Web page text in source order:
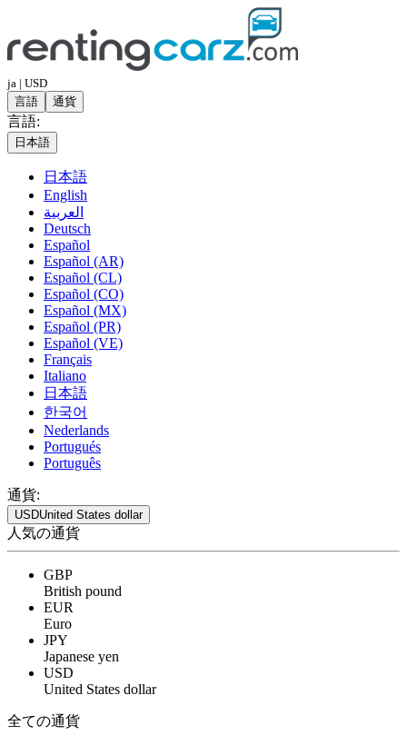
ja | USD
言語
通貨
言語:
日本語
日本語
English
العربية
Deutsch
Español
Español (AR)
Español (CL)
Español (CO)
Español (MX)
Español (PR)
Español (VE)
Français
Italiano
日本語
한국어
Nederlands
Portugués
Português
通貨:
USDUnited States dollar
人気の通貨
GBP
British pound
EUR
Euro
JPY
Japanese yen
USD
United States dollar
全ての通貨